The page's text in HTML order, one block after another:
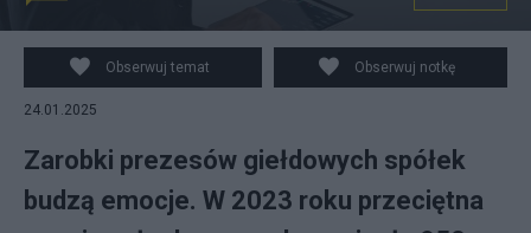
fot. Canva
Obserwuj temat Obserwuj notkę
24.01.2025
Zarobki prezesów giełdowych spółek
budzą emocje. W 2023 roku przeciętna